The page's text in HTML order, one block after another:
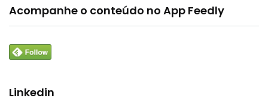
Acompanhe o conteúdo no App Feedly
Linkedin